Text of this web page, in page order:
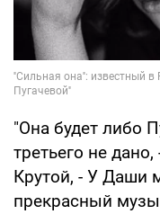
"Она будет либо
третьего не
Крутой, - У Даши
прекрасный